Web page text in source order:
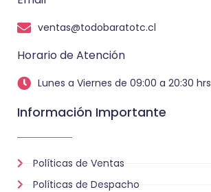
ventas@todobaratotc.cl
Horario de Atención
Lunes a Viernes de 09:00 a 20:30 hrs
Información Importante
Políticas de Ventas
Políticas de Despacho